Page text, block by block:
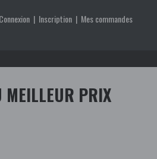
Connexion| Inscription| Mes commandes
MEILLEUR PRIX